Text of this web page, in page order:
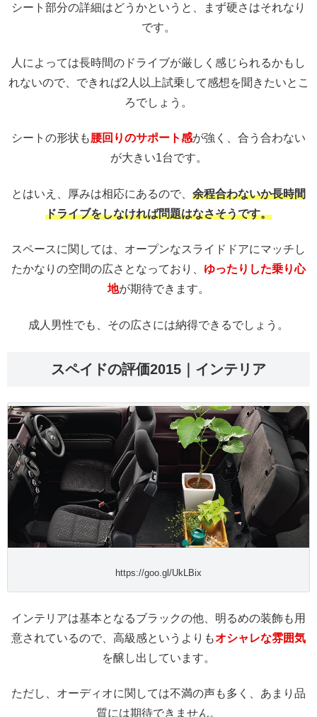
シート部分の詳細はどうかというと、まず硬さはそれなり
です。
人によっては長時間のドライブが厳しく感じられるかもし
れないので、できれば2人以上試乗して感想を聞きたいとこ
ろでしょう。
シートの形状も腰回りのサポート感が強く、合う合わない
が大きい1台です。
とはいえ、厚みは相応にあるので、 余程合わないか長時間
ドライブをしなければ問題はなさそうです。
スペースに関しては、オープンなスライドドアにマッチし
たかなりの空間の広さとなっており、 ゆったりした乗り心
地が期待できます。
成人男性でも、その広さには納得できるでしょう。
スペイドの評価2015｜インテリア
https://goo.gl/UkLBix
インテリアは基本となるブラックの他、明るめの装飾も用
意されているので、高級感というよりもオシャレな雰囲気
を醸し出しています。
ただし、オーディオに関しては不満の声も多く、あまり品
質には期待できません。